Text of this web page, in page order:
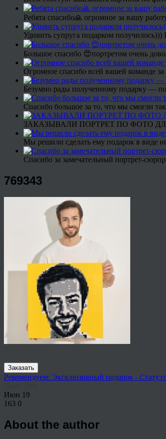
Ребята спасибо🙏 огромное за вашу
Удивить супруга подарком
Большое спасибо 😍портретом очень
Огромное спасибо всей вашей команде за
Безумно рады полученному подарку —
Спасибо большое за то, что мы смогли
ЗАКАЗЫВАЛИ ПОРТРЕТ ПО ФОТО
Мы решили сделать ему подарок в виде
Спасибо за замечательный портрет-
769343
Заказать
Рекомендуем: Эксклюзивный подарок -
Июн 19
163 0
About the author